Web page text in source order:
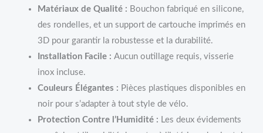
Matériaux de Qualité : Bouchon fabriqué en silicone,
des rondelles, et un support de cartouche imprimés en
3D pour garantir la robustesse et la durabilité.
Installation Facile : Aucun outillage requis, visserie
inox incluse.
Couleurs Élégantes : Pièces plastiques disponibles en
noir pour s’adapter à tout style de vélo.
Protection Contre l’Humidité : Les deux évidements